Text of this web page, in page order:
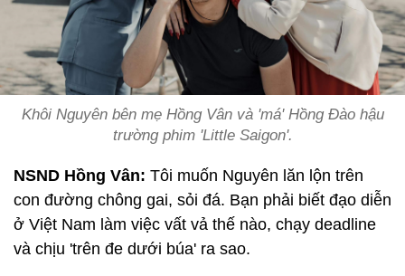
Khôi Nguyên bên mẹ Hồng Vân và 'má' Hồng Đào hậu
trường phim 'Little Saigon'.
NSND Hồng Vân: Tôi muốn Nguyên lăn lộn trên
con đường chông gai, sỏi đá. Bạn phải biết đạo diễn
ở Việt Nam làm việc vất vả thế nào, chạy deadline
và chịu 'trên đe dưới búa' ra sao.